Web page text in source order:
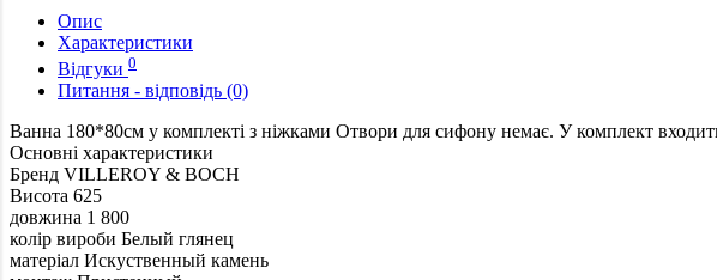
Опис
Характеристики
Відгуки 0
Питання - відповідь (0)
Ванна 180*80см у комплекті з ніжками Отвори для сифону немає. У комплект
Основні характеристики
Бренд VILLEROY & BOCH
Висота 625
довжина 1 800
колір вироби Белый глянец
матеріал Искуственный камень